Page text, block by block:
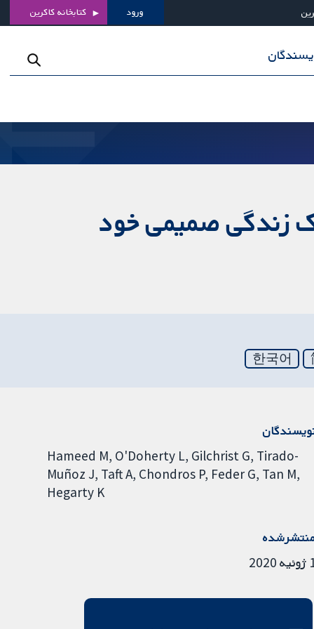
ورود کتابخانه کاکرین
زندگی صمیمی خود
한국어
Hameed M O'Doherty L Gilchrist G Tirado-
Muñoz J Taft A Chondros P Feder G Tan M
Hegarty K
2020